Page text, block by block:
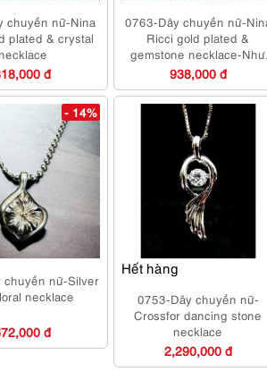
chuyền nữ-Nina
plated & crystal
đ
0763-Dây chuyền nữ-
Ricci gold plated &
gemstone necklace-Như
mới
938,000 đ
- 14%
chuyền nữ-Silver
necklace
đ
Hết hàng
0753-Dây chuyền nữ-
Crossfor dancing stone
necklace
2,290,000 đ